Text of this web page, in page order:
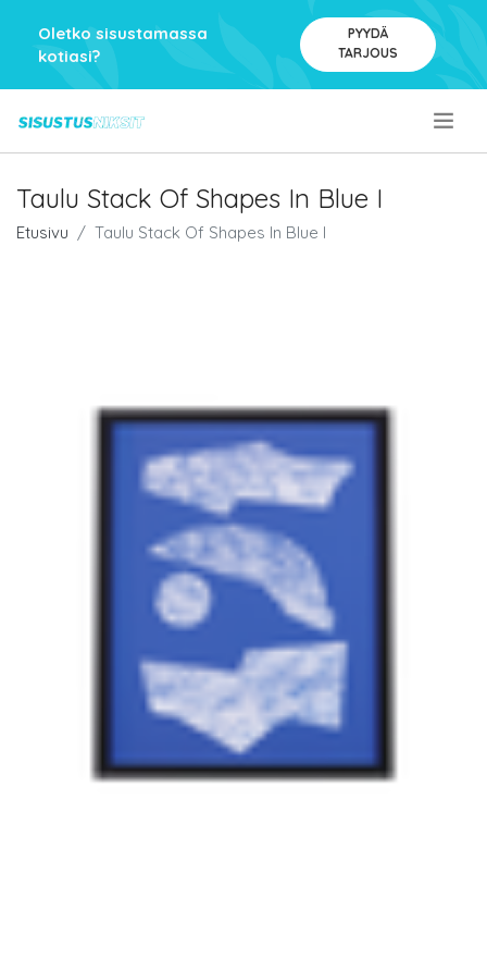
Oletko sisustamassa
kotiasi?
PYYDÄ
TARJOUS
Taulu Stack Of Shapes In Blue I
Etusivu Taulu Stack Of Shapes In Blue I